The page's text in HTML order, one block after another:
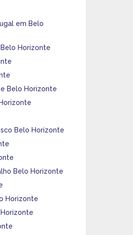
em Belo
Horizonte
Belo Horizonte
Belo Horizonte
Belo Horizonte
Horizonte